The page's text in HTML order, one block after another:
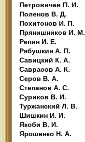
Петровичев П. И.
Поленов В. Д.
Похитонов И. П.
Прянишников И. М.
Репин И. Е.
Рябушкин А. П.
Савицкий К. А.
Саврасов А. К.
Серов В. А.
Степанов А. С.
Суриков В. И.
Туржанский Л. В.
Шишкин И. И.
Якоби В. И.
Ярошенко Н. А.